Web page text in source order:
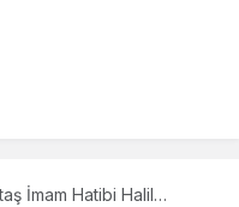
İmam Hatibi Halil